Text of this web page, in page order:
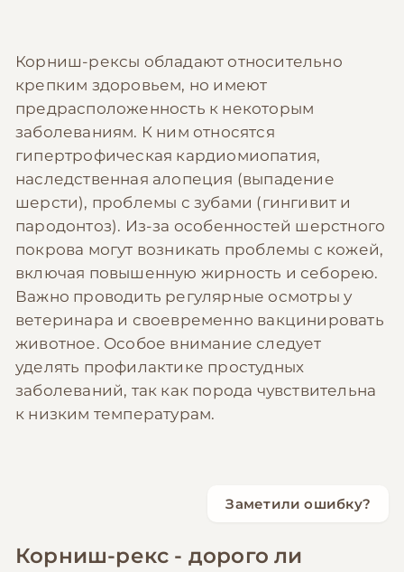
Корниш-рексы обладают относительно
крепким здоровьем, но имеют
предрасположенность к некоторым
заболеваниям. К ним относятся
гипертрофическая кардиомиопатия,
наследственная алопеция (выпадение
шерсти), проблемы с зубами (гингивит и
пародонтоз). Из-за особенностей шерстного
покрова могут возникать проблемы с кожей,
включая повышенную жирность и себорею.
Важно проводить регулярные осмотры у
ветеринара и своевременно вакцинировать
животное. Особое внимание следует
уделять профилактике простудных
заболеваний, так как порода чувствительна
к низким температурам.
Заметили ошибку?
Корниш-рекс - дорого ли